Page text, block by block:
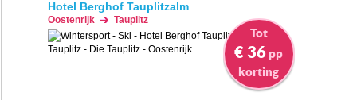
Hotel Berghof Tauplitzalm
Oostenrijk Tauplitz
Tot
€ 36 pp
korting